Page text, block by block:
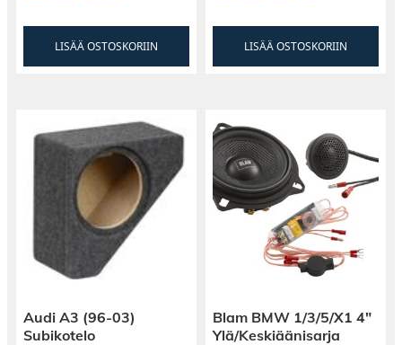
LISÄÄ OSTOSKORIIN LISÄÄ OSTOSKORIIN
Audi A3 (96-03)
Subikotelo
Blam BMW 1/3/5/X1 4″
Ylä/Keskiäänisarja